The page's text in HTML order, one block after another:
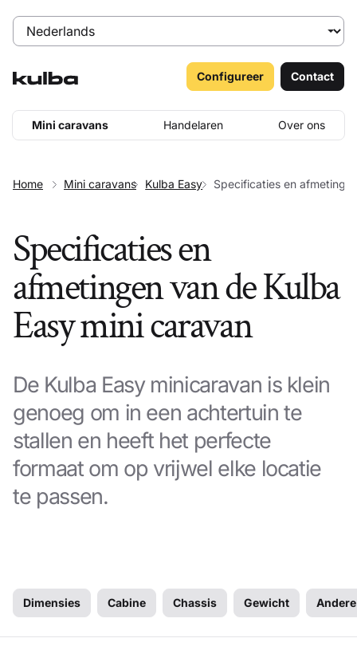
Mini caravans Handelaren Over ons
Configureer Contact
Home Mini caravans Kulba Easy Specificaties en
Specificaties en
afmetingen van de Kulba
Easy mini caravan
De Kulba Easy minicaravan is klein
genoeg om in een achtertuin te
stallen en heeft het perfecte
formaat om op vrijwel elke locatie
te passen.
Dimensies Cabine Chassis Gewicht